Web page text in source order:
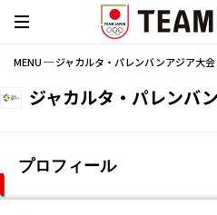
MENU ─ ジャカルタ・パレンバンアジア大会
ジャカルタ・パレンバ
プロフィール